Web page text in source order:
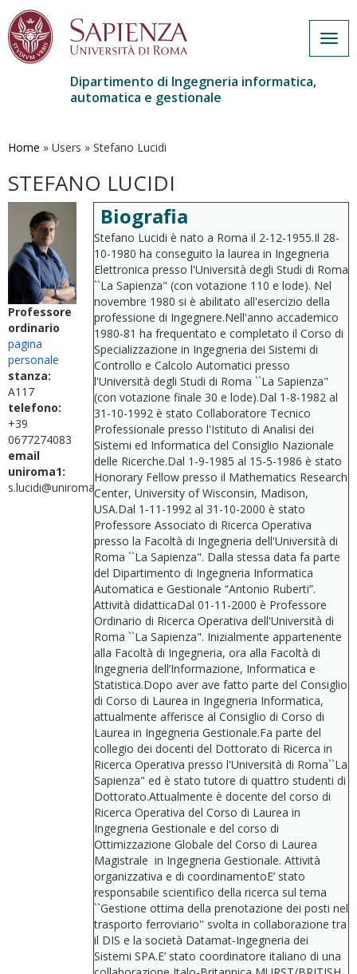
contenuto
Dipartimento di Ingegneria informatica,
automatica e gestionale
Home » Users » Stefano Lucidi
STEFANO LUCIDI
Professore
ordinario
pagina
personale
stanza:
A117
telefono:
+39
0677274083
email
uniroma1:
s.lucidi@uniroma1.it
Biografia
Stefano Lucidi è nato a Roma il 2-12-1955.Il 28-
10-1980 ha conseguito la laurea in Ingegneria
Elettronica presso l'Università degli Studi di Roma
``La Sapienza" (con votazione 110 e lode). Nel
novembre 1980 si è abilitato all'esercizio della
professione di Ingegnere.Nell'anno accademico
1980-81 ha frequentato e completato il Corso di
Specializzazione in Ingegneria dei Sistemi di
Controllo e Calcolo Automatici presso
l'Università degli Studi di Roma ``La Sapienza"
(con votazione finale 30 e lode).Dal 1-8-1982 al
31-10-1992 è stato Collaboratore Tecnico
Professionale presso l'Istituto di Analisi dei
Sistemi ed Informatica del Consiglio Nazionale
delle Ricerche.Dal 1-9-1985 al 15-5-1986 è stato
Honorary Fellow presso il Mathematics Research
Center, University of Wisconsin, Madison,
USA.Dal 1-11-1992 al 31-10-2000 è stato
Professore Associato di Ricerca Operativa
presso la Facoltà di Ingegneria dell'Università di
Roma ``La Sapienza". Dalla stessa data fa parte
del Dipartimento di Ingegneria Informatica
Automatica e Gestionale “Antonio Ruberti”.
Attività didatticaDal 01-11-2000 è Professore
Ordinario di Ricerca Operativa dell'Università di
Roma ``La Sapienza". Inizialmente appartenente
alla Facoltà di Ingegneria, ora alla Facoltà di
Ingegneria dell’Informazione, Informatica e
Statistica.Dopo aver ave fatto parte del Consiglio
di Corso di Laurea in Ingegneria Informatica,
attualmente afferisce al Consiglio di Corso di
Laurea in Ingegneria Gestionale.Fa parte del
collegio dei docenti del Dottorato di Ricerca in
Ricerca Operativa presso l'Università di Roma``La
Sapienza" ed è stato tutore di quattro studenti di
Dottorato.Attualmente è docente del corso di
Ricerca Operativa del Corso di Laurea in
Ingegneria Gestionale e del corso di
Ottimizzazione Globale del Corso di Laurea
Magistrale in Ingegneria Gestionale. Attività
organizzativa e di coordinamentoE’ stato
responsabile scientifico della ricerca sul tema
``Gestione ottima della prenotazione dei posti nel
trasporto ferroviario'' svolta in collaborazione tra
il DIS e la società Datamat-Ingegneria dei
Sistemi SPA.E’ stato coordinatore italiano di una